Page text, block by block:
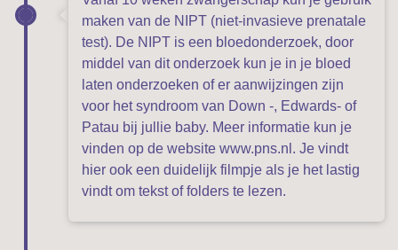
maken van de NIPT (niet-invasieve prenatale
test). De NIPT is een bloedonderzoek, door
middel van dit onderzoek kun je in je bloed
laten onderzoeken of er aanwijzingen zijn
voor het syndroom van Down -, Edwards- of
Patau bij jullie baby. Meer informatie kun je
vinden op de website www.pns.nl . Je vindt
hier ook een duidelijk filmpje als je het lastig
vindt om tekst of folders te lezen.